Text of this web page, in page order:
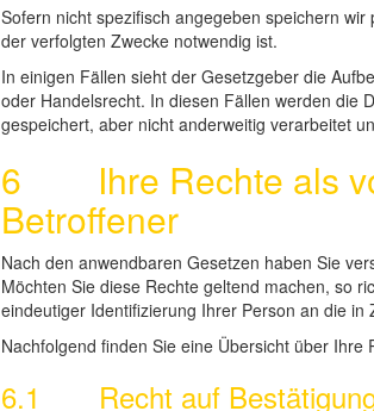
Sofern nicht spezifisch angegeben speichern
der verfolgten Zwecke notwendig ist.
In einigen Fällen sieht der Gesetzgeber die
oder Handelsrecht. In diesen Fällen werden die
gespeichert, aber nicht anderweitig verarbeitet
6 Ihre Rechte als
Betroffener
Nach den anwendbaren Gesetzen haben Sie
Möchten Sie diese Rechte geltend machen, so
eindeutiger Identifizierung Ihrer Person an die in
Nachfolgend finden Sie eine Übersicht über Ihre
6.1 Recht auf Bestätigung